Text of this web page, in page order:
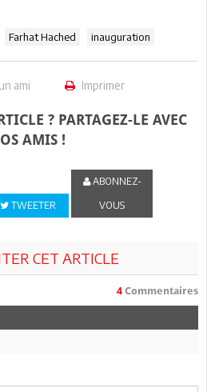
Farhat Hached inauguration
ami Imprimer
? PARTAGEZ-LE AVEC
AMIS !
TWEETER
ABONNEZ-
VOUS
CET ARTICLE
4 Commentaires